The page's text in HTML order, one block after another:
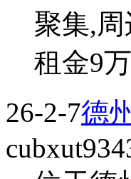
聚集,
租金9
26-2-7德